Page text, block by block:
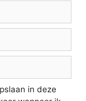
in deze